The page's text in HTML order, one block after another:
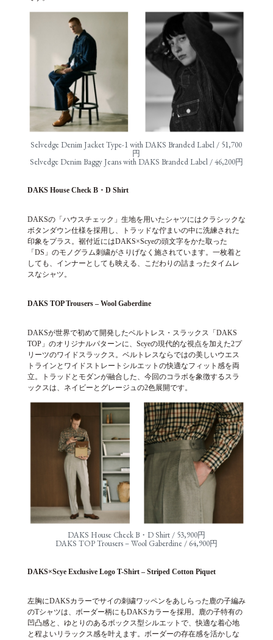
Selvedge Denim Jacket Type-1 with DAKS Branded Label / 51,700
円
Selvedge Denim Baggy Jeans with DAKS Branded Label / 46,200円
DAKS House Check B・D Shirt
DAKSの「ハウスチェック」生地を用いたシャツにはクラシックな
ボタンダウン仕様を採用し、トラッドな佇まいの中に洗練された
印象をプラス。裾付近にはDAKS×Scyeの頭文字をかた取った
「DS」のモノグラム刺繍がさりげなく施されています。一枚着と
しても、インナーとしても映える、こだわりの詰まったタイムレ
スなシャツ。
DAKS TOP Trousers – Wool Gaberdine
DAKSが世界で初めて開発したベルトレス・スラックス「DAKS
TOP」のオリジナルパターンに、Scyeの現代的な視点を加えた2プ
リーツのワイドスラックス。ベルトレスならではの美しいウエス
トラインとワイドストレートシルエットの快適なフィット感を両
立。トラッドとモダンが融合した、今回のコラボを象徴するスラ
ックスは、ネイビーとグレージュの2色展開です。
DAKS House Check B・D Shirt / 53,900円
DAKS TOP Trousers – Wool Gaberdine / 64,900円
DAKS×Scye Exclusive Logo T-Shirt – Striped Cotton Piquet
左胸にDAKSカラーでサイの刺繍ワッペンをあしらった鹿の子編み
のTシャツは、ボーダー柄にもDAKSカラーを採用。鹿の子特有の
凹凸感と、ゆとりのあるボックス型シルエットで、快適な着心地
と程よいリラックス感を叶えます。ボーダーの存在感を活かしな